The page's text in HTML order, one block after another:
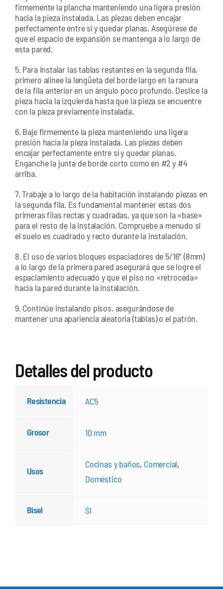
firmemente la plancha manteniendo una ligera presión
hacia la pieza instalada. Las piezas deben encajar
perfectamente entre sí y quedar planas. Asegúrese de
que el espacio de expansión se mantenga a lo largo de
esta pared.
5. Para instalar las tablas restantes en la segunda fila,
primero alinee la lengüeta del borde largo en la ranura
de la fila anterior en un ángulo poco profundo. Deslice la
pieza hacia la izquierda hasta que la pieza se encuentre
con la pieza previamente instalada.
6. Baje firmemente la pieza manteniendo una ligera
presión hacia la pieza instalada. Las piezas deben
encajar perfectamente entre sí y quedar planas.
Enganche la junta de borde corto como en #2 y #4
arriba.
7. Trabaje a lo largo de la habitación instalando piezas en
la segunda fila. Es fundamental mantener estas dos
primeras filas rectas y cuadradas, ya que son la «base»
para el resto de la instalación. Compruebe a menudo si
el suelo es cuadrado y recto durante la instalación.
8. El uso de varios bloques espaciadores de 5/16″ (8mm)
a lo largo de la primera pared asegurará que se logre el
espaciamiento adecuado y que el piso no «retroceda»
hacia la pared durante la instalación.
9. Continúe instalando pisos, asegurándose de
mantener una apariencia aleatoria (tablas) o el patrón.
Detalles del producto
Resistencia AC5
Grosor 10 mm
Usos
Cocinas y baños, Comercial,
Doméstico
Bisel SI